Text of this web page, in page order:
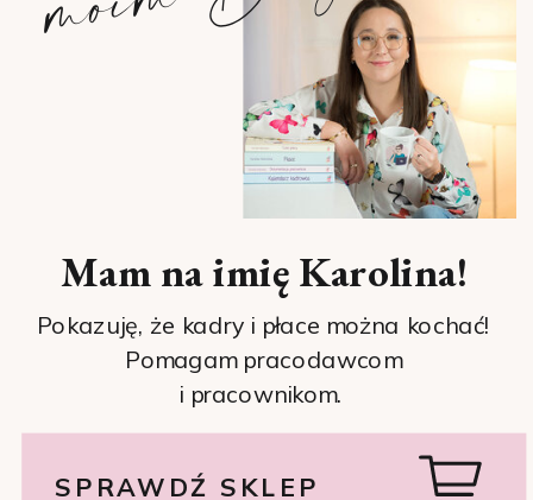
Pokazuję, że kadry i płace można kochać!
Pomagam pracodawcom
i pracownikom.
SPRAWDŹ SKLEP
Mam na imię Karolina!